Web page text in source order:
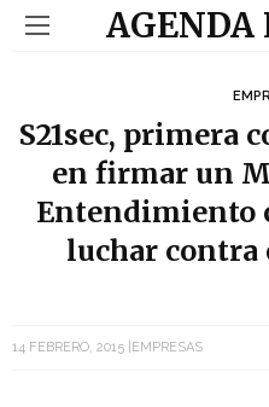
AGENDA
S21sec, primera
en firmar un
Entendimiento
luchar
14 FEBRERO, 2015 EMPRESAS